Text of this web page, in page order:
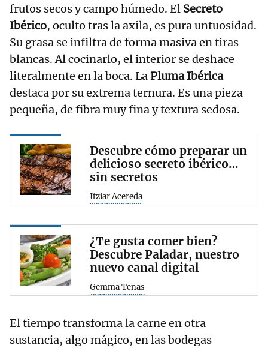
frutos secos y campo húmedo. El Secreto
Ibérico, oculto tras la axila, es pura untuosidad.
Su grasa se infiltra de forma masiva en tiras
blancas. Al cocinarlo, el interior se deshace
literalmente en la boca. LaPluma Ibérica
destaca por su extrema ternura. Es una pieza
pequeña, de fibra muy fina y textura sedosa.
Descubre cómo preparar un
delicioso secreto ibérico…
sin secretos
Itziar Acereda
¿Te gusta comer bien?
Descubre Paladar, nuestro
nuevo canal digital
Gemma Tenas
El tiempo transforma la carne en otra
sustancia, algo mágico, en las bodegas